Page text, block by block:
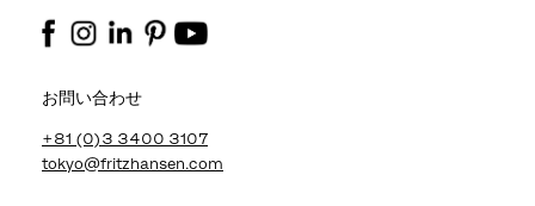
お問い合わせ
+81 (0)3 3400 3107
tokyo@fritzhansen.com